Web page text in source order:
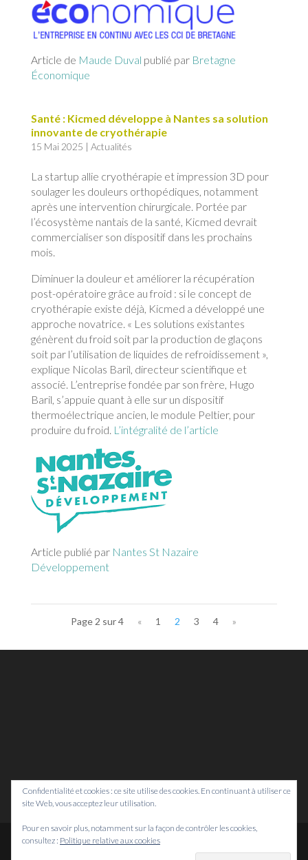
Article de Maude Duval publié parBretagne
Économique
Santé : Kicmed développe à Nantes sa solution
innovante de cryothérapie
15 Mai 2025 | Actualités
La startup allie cryothérapie et impression 3D pour
soulager les douleurs orthopédiques, notamment
après une intervention chirurgicale. Portée par
l’écosystème nantais de la santé, Kicmed devrait
commercialiser son dispositif dans les prochains
mois.
Diminuer la douleur et améliorer la récupération
post-opératoire grâce au froid : si le concept de
cryothérapie existe déjà, Kicmed a développé une
approche novatrice. « Les solutions existantes
génèrent du froid soit par la production de glaçons
soit par l’utilisation de liquides de refroidissement »,
explique Nicolas Baril, directeur scientifique et
associé. L’entreprise fondée par son frère, Hugo
Baril, s’appuie quant à elle sur un dispositif
thermoélectrique ancien, le module Peltier, pour
produire du froid. L’intégralité de l’article
Article publié par Nantes St Nazaire
Développement
Page 2 sur 4 « 1 2 3 4 »
Confidentialité et cookies : ce site utilise des cookies. En continuant à utiliser ce
site Web, vous acceptez leur utilisation.
Pour en savoir plus, notamment sur la façon de contrôler les cookies,
consultez : Politique relative aux cookies